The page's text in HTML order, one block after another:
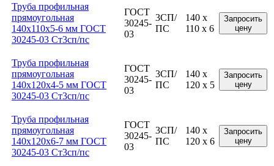
Труба профильная
прямоугольная
140x110x5-6 мм ГОСТ
30245-03 Ст3сп/пс
ГОСТ
30245-
03
3СП/
ПС
140 x
110 x 6
Запросить
цену
Труба профильная
прямоугольная
140x120x4-5 мм ГОСТ
30245-03 Ст3сп/пс
ГОСТ
30245-
03
3СП/
ПС
140 x
120 x 5
Запросить
цену
Труба профильная
прямоугольная
140x120x6-7 мм ГОСТ
30245-03 Ст3сп/пс
ГОСТ
30245-
03
3СП/
ПС
140 x
120 x 6
Запросить
цену